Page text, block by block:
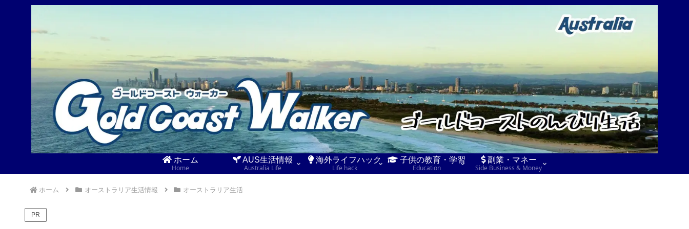
ホーム
Home
AUS生活情報
Australia Life
海外ライフハック
Life hack
子供の教育・学習
Education
副業・マネー
Side Business & Money
ホーム オーストラリア生活情報 オーストラリア生活
PR